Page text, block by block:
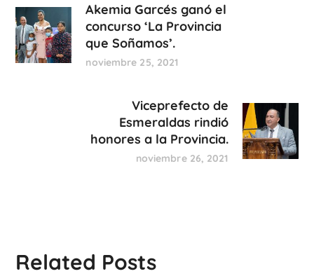
Akemia Garcés ganó el
concurso ‘La Provincia
que Soñamos’.
noviembre 25, 2021
Viceprefecto de
Esmeraldas rindió
honores a la Provincia.
noviembre 26, 2021
Related Posts